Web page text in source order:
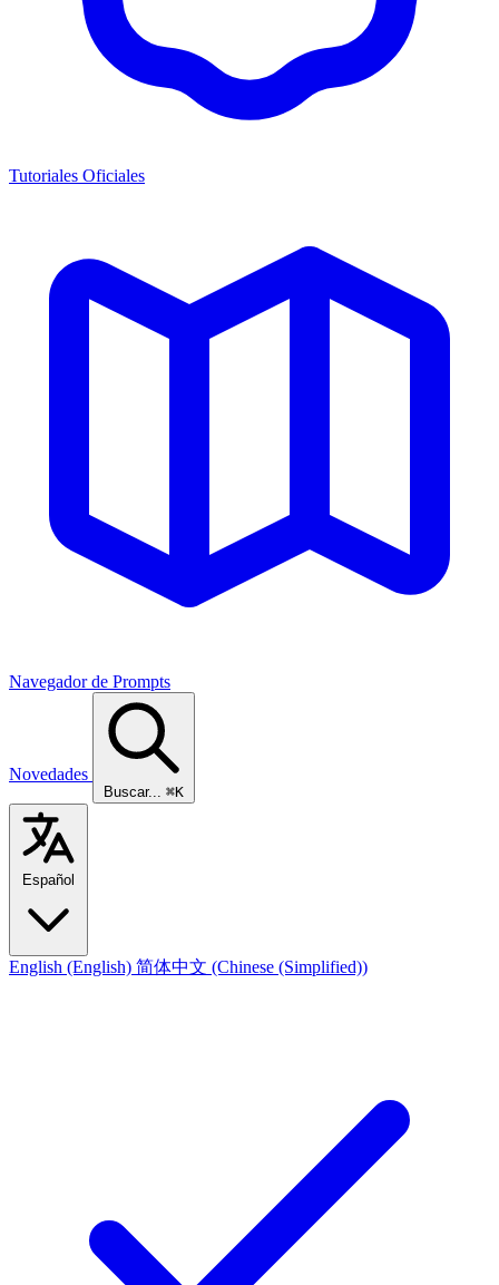
Tutoriales Oficiales
Navegador de Prompts
Novedades
Buscar... ⌘K
Español
English (English) 简体中文 (Chinese (Simplified))